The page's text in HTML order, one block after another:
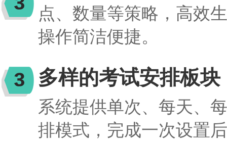
点、数量等策略，高效
操作简洁便捷。
多样的考试安排板块
系统提供单次、每天、
排模式，完成一次设置